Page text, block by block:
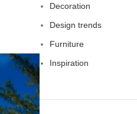
Decoration
Design trends
Furniture
Inspiration